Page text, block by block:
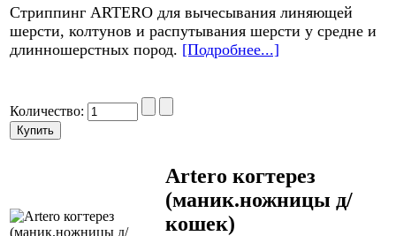
Стриппинг ARTERO для вычесывания линяющей
шерсти, колтунов и распутывания шерсти у средне и
длинношерстных пород. [Подробнее...]
Количество:
Artero когтерез
(маник.ножницы д/
кошек)